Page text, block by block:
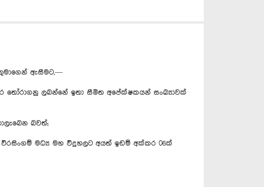
ඇසීමට,—
ලබන්නේ ඉතා සීමිත අපේක්ෂකයන් සංඛ්‍යාවක්
බවත්;
මධ්‍ය මහ විදුහලට අයත් ඉඩම් අක්කර 06ක්